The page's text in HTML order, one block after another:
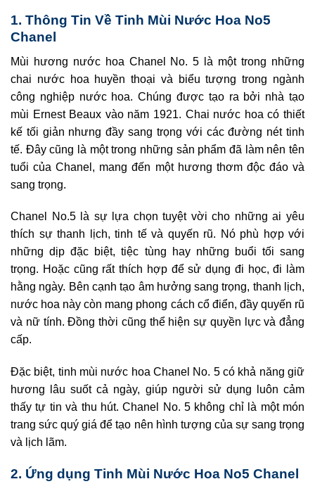
1. Thông Tin Về Tinh Mùi Nước Hoa No5
Chanel
Mùi hương nước hoa Chanel No. 5 là một trong những
chai nước hoa huyền thoại và biểu tượng trong ngành
công nghiệp nước hoa. Chúng được tạo ra bởi nhà tạo
mùi Ernest Beaux vào năm 1921. Chai nước hoa có thiết
kế tối giản nhưng đầy sang trọng với các đường nét tinh
tế. Đây cũng là một trong những sản phẩm đã làm nên tên
tuổi của Chanel, mang đến một hương thơm độc đáo và
sang trọng.
Chanel No.5 là sự lựa chọn tuyệt vời cho những ai yêu
thích sự thanh lịch, tinh tế và quyến rũ. Nó phù hợp với
những dịp đặc biệt, tiệc tùng hay những buổi tối sang
trọng. Hoặc cũng rất thích hợp để sử dụng đi học, đi làm
hằng ngày. Bên cạnh tạo âm hưởng sang trọng, thanh lịch,
nước hoa này còn mang phong cách cổ điển, đầy quyến rũ
và nữ tính. Đồng thời cũng thể hiện sự quyền lực và đẳng
cấp.
Đặc biệt, tinh mùi nước hoa Chanel No. 5 có khả năng giữ
hương lâu suốt cả ngày, giúp người sử dụng luôn cảm
thấy tự tin và thu hút. Chanel No. 5 không chỉ là một món
trang sức quý giá để tạo nên hình tượng của sự sang trọng
và lịch lãm.
2. Ứng dụng Tinh Mùi Nước Hoa No5 Chanel